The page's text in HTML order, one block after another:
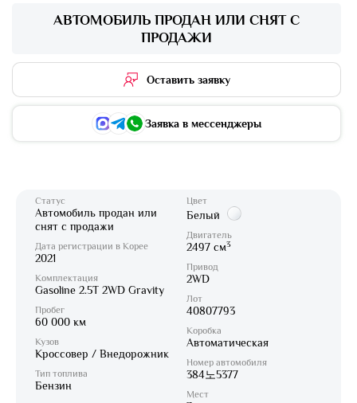
АВТОМОБИЛЬ ПРОДАН ИЛИ СНЯТ С
ПРОДАЖИ
Оставить заявку
Заявка в мессенджеры
Статус
Автомобиль продан или
снят с продажи
Дата регистрации в Корее
2021
Комплектация
Gasoline 2.5T 2WD Gravity
Пробег
60 000 км
Кузов
Кроссовер / Внедорожник
Тип топлива
Бензин
Цвет
Белый
Двигатель
2497 см3
Привод
2WD
Лот
40807793
Коробка
Автоматическая
Номер автомобиля
384노5377
Мест